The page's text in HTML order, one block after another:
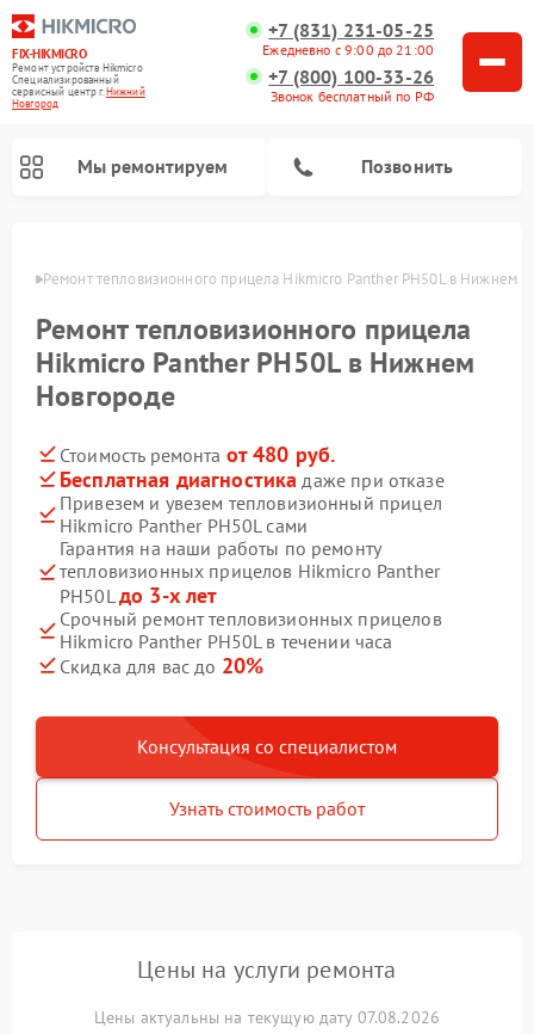
FIX-HIKMICRO
Ремонт устройств Hikmicro
Специализированный
cервисный центр г.Нижний
Новгород
+7 (831) 231-05-25
Ежедневно с 9:00 до 21:00
+7 (800) 100-33-26
Звонок бесплатный по РФ
Мы ремонтируем Позвонить
Ремонт тепловизионного прицела Hikmicro Panther PH50L в Нижнем
Ремонт тепловизионного прицела
Hikmicro Panther PH50L в Нижнем
Новгороде
Стоимость ремонта от 480 руб.
Бесплатная диагностика даже при отказе
Привезем и увезем тепловизионный прицел
Hikmicro Panther PH50L сами
Гарантия на наши работы по ремонту
тепловизионных прицелов Hikmicro Panther
PH50L до 3-х лет
Срочный ремонт тепловизионных прицелов
Hikmicro Panther PH50L в течении часа
Скидка для вас до 20%
Консультация со специалистом
Узнать стоимость работ
Цены на услуги ремонта
Цены актуальны на текущую дату 07.08.2026